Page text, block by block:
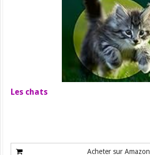
Les chats
Acheter sur Amazon